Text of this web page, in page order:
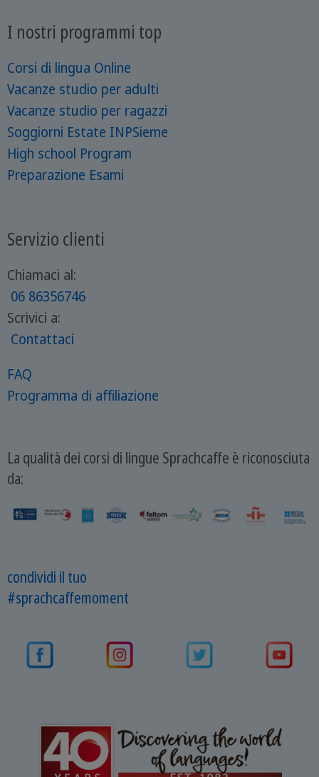
I nostri programmi top
Corsi di lingua Online
Vacanze studio per adulti
Vacanze studio per ragazzi
Soggiorni Estate INPSieme
High school Program
Preparazione Esami
Servizio clienti
Chiamaci al:
06 86356746
Scrivici a:
Contattaci
FAQ
Programma di affiliazione
La qualità dei corsi di lingue Sprachcaffe è riconosciuta
da:
condividi il tuo
#sprachcaffemoment